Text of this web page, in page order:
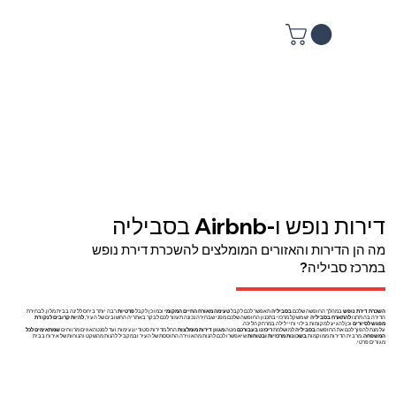
דירות נופש ו-Airbnb בסביליה
מה הן הדירות והאזורים המומלצים להשכרת דירת נופש
במרכז סביליה?
השכרת דירת נופשבמהלך החופשה שלכםבסביליהתאפשר לכם לקבלטעימה מאורח החיים המקומי וכמו כן לקבלפרטיותרבה יותר ביחס ללינה בבית מלון. לבחירת
הדירה בה תרצולהתארח בסביליהיש משקל מרכזי בתכנון החופשה שלכם מפני שבחירה נכונה תעזור לכם לבקר באתריה החשובים של העיר,להיות קרובים לנקודת
מפגש לסיוריםוכן להגיע למקומות בילוי וחיי לילה במרחק הליכה.
על מנת להפוך לכם את החופשהבסביליהלמושלמתריכזנו בעבורכםמטהמגוון דירות מומלצותהחל מדירות סטודיו נעימות ועד לפנטהאוזים מרווחיםשמתאימים לכל
המשפחה. מרבית הדירות ממוקמותבשכונות מרכזיות ובטוחותשיאפשרו לכם להנות מהאווירה התוססת של העיר ובמקביל להנות מהשקט והנוחות של אירוח בבית
מגורים פרטי.